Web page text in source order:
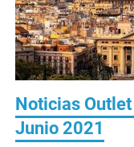
Noticias
Junio 2021